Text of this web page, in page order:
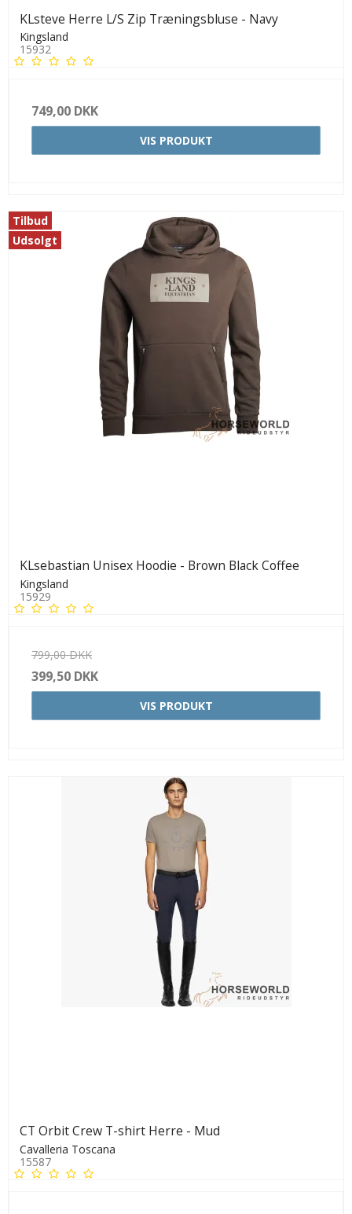
KLsteve Herre L/S Zip Træningsbluse - Navy
Kingsland
15932
749,00 DKK
VIS PRODUKT
Tilbud
Udsolgt
KLsebastian Unisex Hoodie - Brown Black Coffee
Kingsland
15929
799,00 DKK
399,50 DKK
VIS PRODUKT
CT Orbit Crew T-shirt Herre - Mud
Cavalleria Toscana
15587